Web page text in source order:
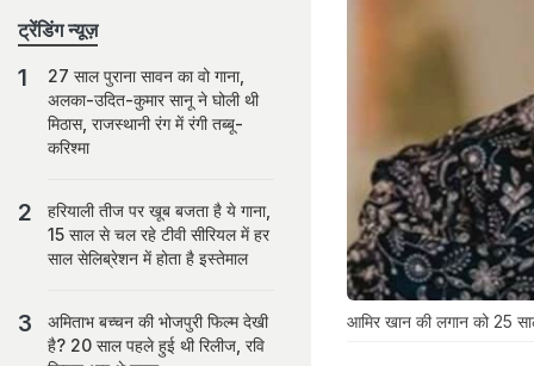
आमिर खान की लगान को 25
ट्रेंडिंग न्यूज़
27 साल पुराना सावन का वो गाना,
अलका-उदित-कुमार सानू ने घोली थी
मिठास, राजस्थानी रंग में रंगी तब्बू-
करिश्मा
हरियाली तीज पर खूब बजता है ये गाना,
15 साल से चल रहे टीवी सीरियल में हर
साल सेलिब्रेशन में होता है इस्तेमाल
अमिताभ बच्चन की भोजपुरी फिल्म देखी
है? 20 साल पहले हुई थी रिलीज, रवि